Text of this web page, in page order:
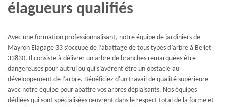
élagueurs qualifiés
Avec une formation professionnalisant, notre équipe de jardiniers de
Mayron Elagage 33 s’occupe de l’abattage de tous types d’arbre à Beliet
33830. Il consiste à délivrer un arbre de branches remarquées être
dangereuses pour autrui ou qui s’avèrent être un obstacle au
développement de l’arbre. Bénéficiez d'un travail de qualité supérieure
avec notre équipe pour abattre vos arbres déplaisants. Nos équipes
dédiées qui sont spécialisées œuvrent dans le respect total de la forme et